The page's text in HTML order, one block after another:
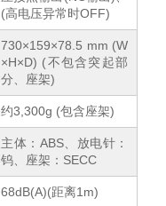
(高电压异常时OFF)
730×159×78.5 mm (W
×H×D) (不包含突起部
分、座架)
约3,300g (包含座架)
主体：ABS、放电针：
钨、座架：SECC
68dB(A)(距离1m)